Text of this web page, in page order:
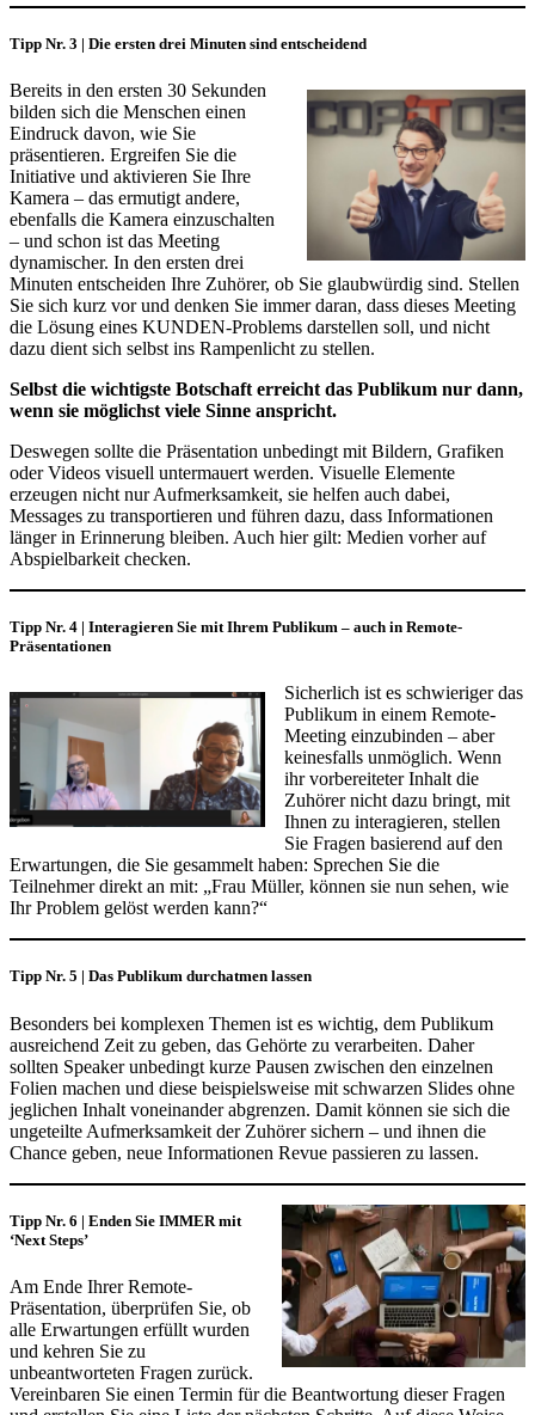
Tipp Nr. 3 | Die ersten drei Minuten sind entscheidend
Bereits in den ersten 30 Sekunden
bilden sich die Menschen einen
Eindruck davon, wie Sie
präsentieren. Ergreifen Sie die
Initiative und aktivieren Sie Ihre
Kamera – das ermutigt andere,
ebenfalls die Kamera einzuschalten
– und schon ist das Meeting
dynamischer. In den ersten drei
Minuten entscheiden Ihre Zuhörer, ob Sie glaubwürdig sind. Stellen
Sie sich kurz vor und denken Sie immer daran, dass dieses Meeting
die Lösung eines KUNDEN-Problems darstellen soll, und nicht
dazu dient sich selbst ins Rampenlicht zu stellen.
Selbst die wichtigste Botschaft erreicht das Publikum nur dann,
wenn sie möglichst viele Sinne anspricht.
Deswegen sollte die Präsentation unbedingt mit Bildern, Grafiken
oder Videos visuell untermauert werden. Visuelle Elemente
erzeugen nicht nur Aufmerksamkeit, sie helfen auch dabei,
Messages zu transportieren und führen dazu, dass Informationen
länger in Erinnerung bleiben. Auch hier gilt: Medien vorher auf
Abspielbarkeit checken.
Tipp Nr. 4 | Interagieren Sie mit Ihrem Publikum – auch in Remote-
Präsentationen
Sicherlich ist es schwieriger das
Publikum in einem Remote-
Meeting einzubinden – aber
keinesfalls unmöglich. Wenn
ihr vorbereiteter Inhalt die
Zuhörer nicht dazu bringt, mit
Ihnen zu interagieren, stellen
Sie Fragen basierend auf den
Erwartungen, die Sie gesammelt haben: Sprechen Sie die
Teilnehmer direkt an mit: „Frau Müller, können sie nun sehen, wie
Ihr Problem gelöst werden kann?“
Tipp Nr. 5 | Das Publikum durchatmen lassen
Besonders bei komplexen Themen ist es wichtig, dem Publikum
ausreichend Zeit zu geben, das Gehörte zu verarbeiten. Daher
sollten Speaker unbedingt kurze Pausen zwischen den einzelnen
Folien machen und diese beispielsweise mit schwarzen Slides ohne
jeglichen Inhalt voneinander abgrenzen. Damit können sie sich die
ungeteilte Aufmerksamkeit der Zuhörer sichern – und ihnen die
Chance geben, neue Informationen Revue passieren zu lassen.
Tipp Nr. 6 | Enden Sie IMMER mit
‘Next Steps’
Am Ende Ihrer Remote-
Präsentation, überprüfen Sie, ob
alle Erwartungen erfüllt wurden
und kehren Sie zu
unbeantworteten Fragen zurück.
Vereinbaren Sie einen Termin für die Beantwortung dieser Fragen